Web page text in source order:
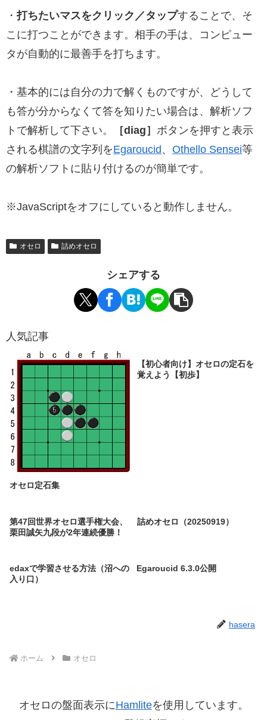
・打ちたいマスをクリック／タップすることで、そ
こに打つことができます。相手の手は、コンピュー
タが自動的に最善手を打ちます。
・基本的には自分の力で解くものですが、どうして
も答が分からなくて答を知りたい場合は、解析ソフ
トで解析して下さい。
［diag］ ボタンを押すと表示
される棋譜の文字列をEgaroucid、 Othello Sensei等
の解析ソフトに貼り付けるのが簡単です。
※JavaScriptをオフにしていると動作しません。
オセロ 詰めオセロ
シェアする
人気記事
オセロ定石集
【初心者向け】オセロの定石を
覚えよう【初歩】
第47回世界オセロ選手権大会、
栗田誠矢九段が2年連続優勝！
詰めオセロ（20250919）
edaxで学習させる方法（沼への
入り口）
Egaroucid 6.3.0公開
hasera
ホーム オセロ
オセロの盤面表示にHamliteを使用しています。